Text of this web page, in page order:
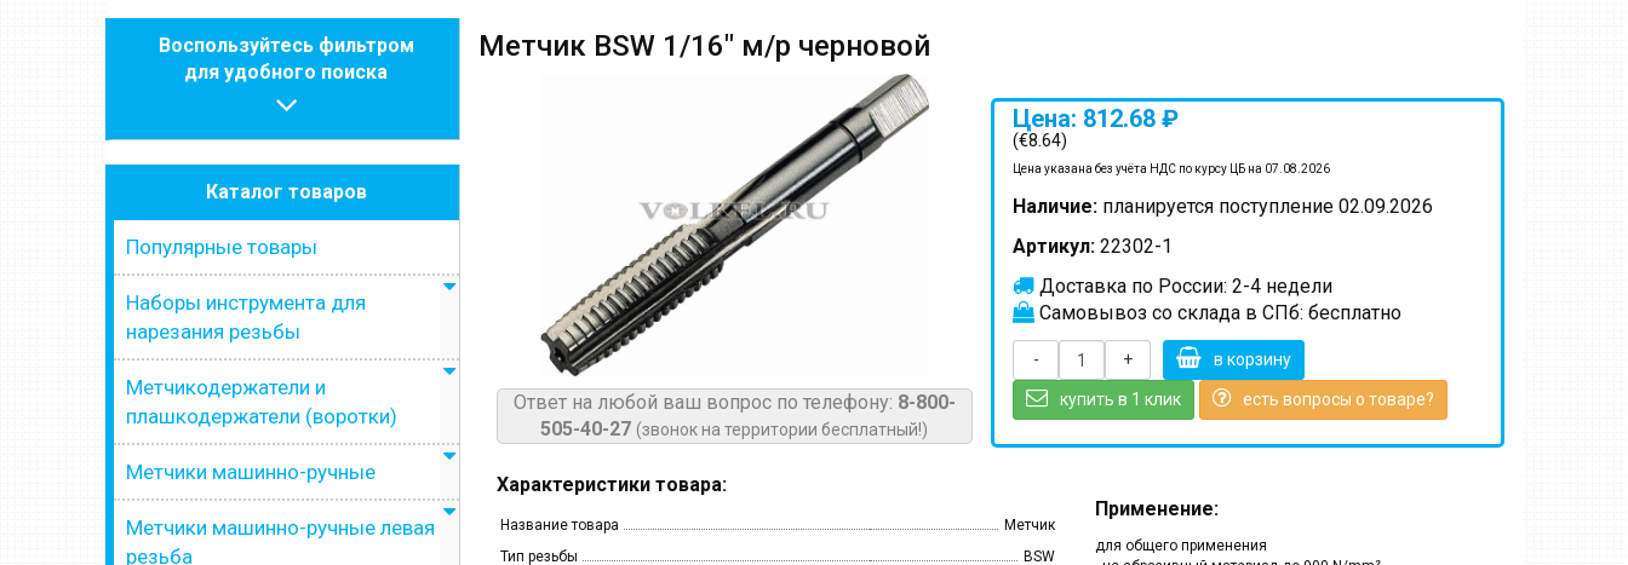
Воспользуйтесь фильтром
для удобного поиска
Каталог товаров
Популярные товары
Наборы инструмента для
нарезания резьбы
Метчикодержатели и
плашкодержатели (воротки)
Метчики машинно-ручные
Метчики машинно-ручные левая
резьба
Метчик BSW 1/16" м/р черновой
Ответ на любой ваш вопрос по телефону: 8-800-
505-40-27 (звонок на территории бесплатный!)
Цена: 812.68 ₽
(€8.64)
Цена указана без учёта НДС по курсу ЦБ на 07.08.2026
Наличие: планируется поступление 02.09.2026
Артикул: 22302-1
Доставка по России: 2-4 недели
Самовывоз со склада в СПб: бесплатно
- + в корзину
купить в 1 клик есть вопросы о товаре?
Характеристики товара:
Название товара
Метчик
Тип резьбы
BSW
Применение:
для общего применения